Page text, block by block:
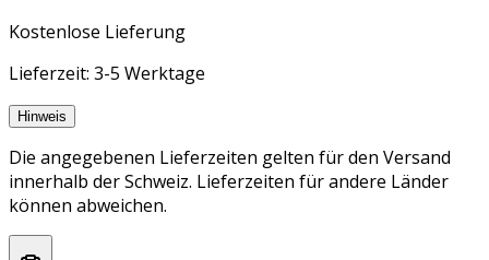
Kostenlose Lieferung
Lieferzeit: 3-5 Werktage
Hinweis
Die angegebenen Lieferzeiten gelten für den Versand
innerhalb der Schweiz. Lieferzeiten für andere Länder
können abweichen.